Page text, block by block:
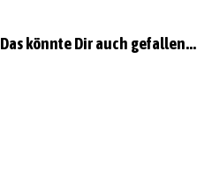
Produktgalerie überspringen
Das könnte Dir auch gefallen...